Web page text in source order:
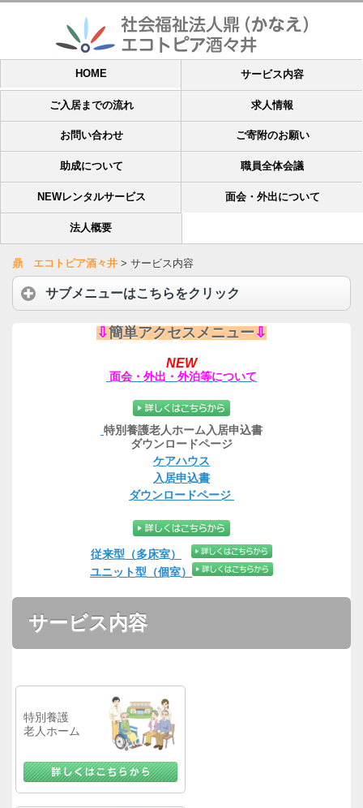
HOME サービス内容
ご入居までの流れ 求人情報
お問い合わせ ご寄附のお願い
助成について 職員全体会議
NEWレンタルサービス 面会・外出について
法人概要
鼎 エコトピア酒々井 > サービス内容
サブメニューはこちらをクリック
⇩簡単アクセスメニュー⇩
NEW
面会・外出・外泊等について
特別養護老人ホーム入居申込書
ダウンロードページ
ケアハウス
入居申込書
ダウンロードページ
従来型（多床室）
ユニット型（個室）
サービス内容
特別養護
老人ホーム